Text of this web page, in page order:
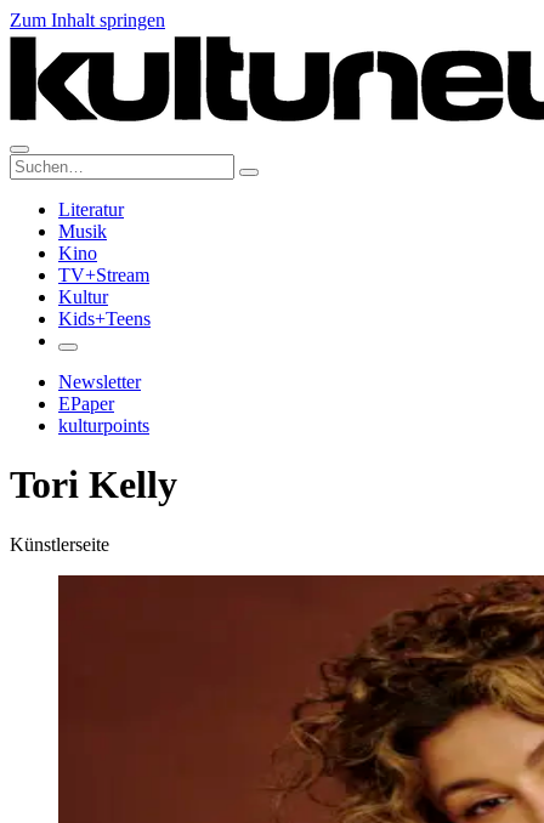
Zum Inhalt springen
Suche:
Literatur
Musik
Kino
TV+Stream
Kultur
Kids+Teens
Newsletter
EPaper
kulturpoints
Tori Kelly
Künstlerseite